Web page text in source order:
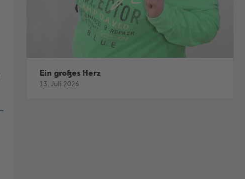
Ein großes Herz
13. Juli 2026